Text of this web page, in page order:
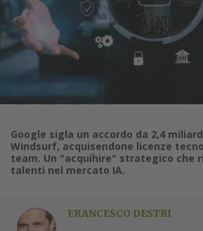
Google sigla un accordo da 2,4
Windsurf, acquisendone licenze
team. Un "acquihire" strategico che
talenti nel mercato IA.
FRANCESCO DESTRI